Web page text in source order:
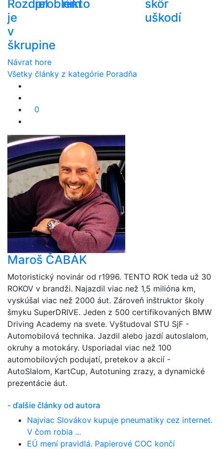
Rozdiel
je
v
škrupine
problém
nikto
skôr
uškodí
Návrat hore
Všetky články z kategórie Poradňa
0
Maroš ČABÁK
Motoristický novinár od r1996. TENTO ROK teda už 30
ROKOV v brandži. Najazdil viac než 1,5 milióna km,
vyskúšal viac než 2000 áut. Zároveň inštruktor školy
šmyku SuperDRIVE. Jeden z 500 certifikovaných BMW
Driving Academy na svete. Vyštudoval STU SjF -
Automobilová technika. Jazdil alebo jazdí autoslalom,
okruhy a motokáry. Usporiadal viac než 100
automobilových podujatí, pretekov a akcií -
AutoSlalom, KartCup, Autotuning zrazy, a dynamické
prezentácie áut.
- ďalšie články od autora
Najviac Slovákov kupuje pneumatiky cez internet.
V čom robia ...
EÚ mení pravidlá. Papierové COC končí